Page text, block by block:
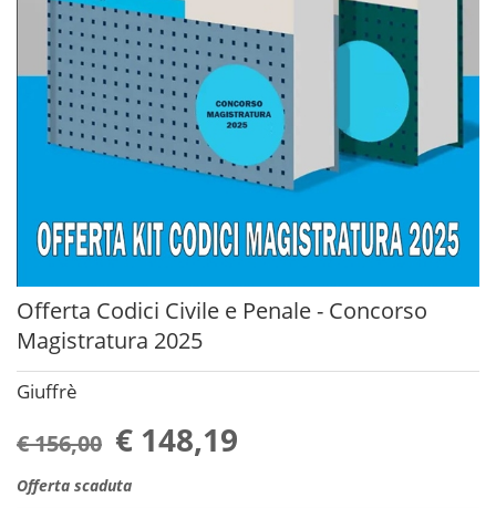
Offerta Codici Civile e Penale - Concorso
Magistratura 2025
Giuffrè
€ 156,00 € 148,19
Offerta scaduta